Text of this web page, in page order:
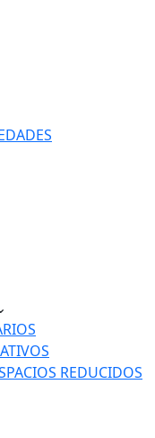
REDUCIDOS